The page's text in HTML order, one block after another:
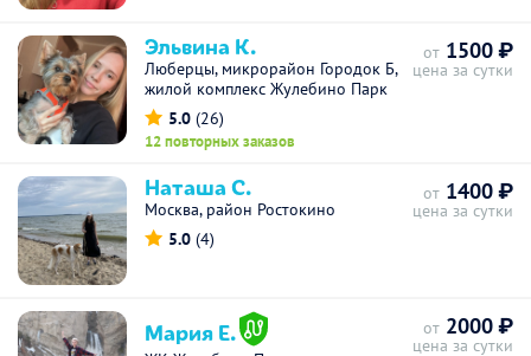
Эльвина К.
Люберцы, микрорайон Городок Б,
жилой комплекс Жулебино Парк
5.0 (26)
12 повторных заказов
от 1500 ₽
цена за сутки
Наташа С.
Москва, район Ростокино
5.0 (4)
от 1400 ₽
цена за сутки
Мария Е. от 2000 ₽
цена за сутки